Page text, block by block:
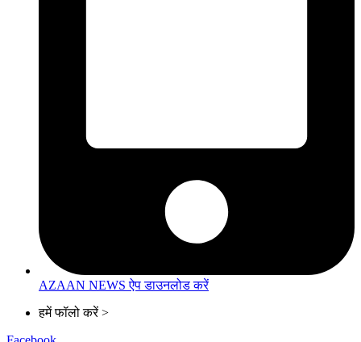
AZAAN NEWS ऐप डाउनलोड करें
हमें फॉलो करें >